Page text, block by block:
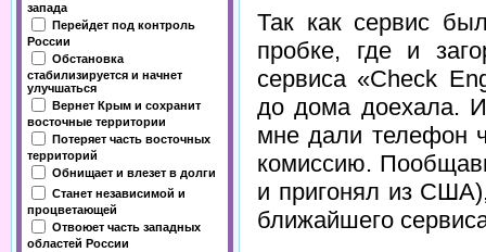
запада
Перейдет под контроль
России
Обстановка
стабилизируется и начнет
улучшаться
Вернет Крым и сохранит
восточные территории
Потеряет часть восточных
территорий
Обнищает и влезет в долги
Станет независимой и
процветающей
Отвоюет часть западных
областей России
Так как сервис
пробке, где и
сервиса «Check
до дома доехала.
мне дали телефон
комиссию.
и пригонял из
ближайшего